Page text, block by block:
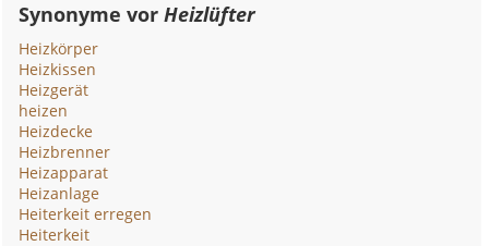
Synonyme vorHeizlüfter
Heizkörper
Heizkissen
Heizgerät
heizen
Heizdecke
Heizbrenner
Heizapparat
Heizanlage
Heiterkeit erregen
Heiterkeit